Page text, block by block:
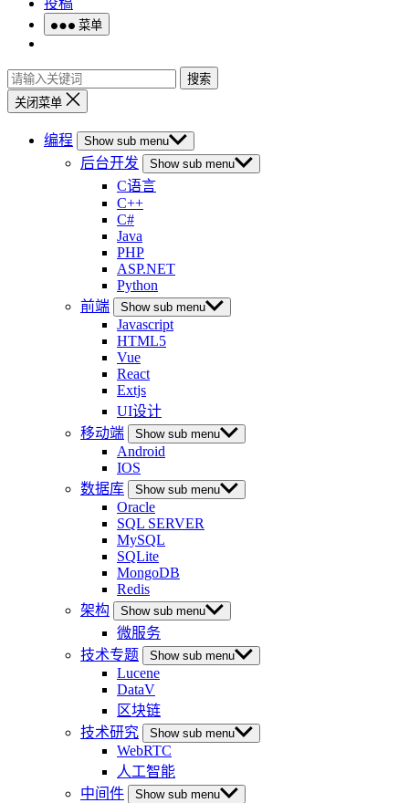
投稿
菜单
搜索
关闭菜单
编程 Show sub menu
后台开发 Show sub menu
C语言
C++
C#
Java
PHP
ASP.NET
Python
前端
Show sub menu
Javascript
HTML5
Vue
React
Extjs
UI设计
移动端
Show sub menu
Android
IOS
数据库
Show sub menu
Oracle
SQL SERVER
MySQL
SQLite
MongoDB
Redis
架构
Show sub menu
微服务
技术专题
Show sub menu
Lucene
DataV
区块链
技术研究
Show sub menu
WebRTC
人工智能
中间件
Show sub menu